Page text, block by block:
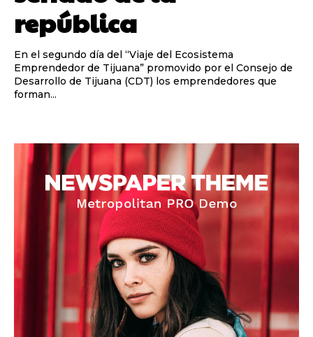
república
En el segundo día del “Viaje del Ecosistema
Emprendedor de Tijuana” promovido por el Consejo de
Desarrollo de Tijuana (CDT) los emprendedores que
forman...